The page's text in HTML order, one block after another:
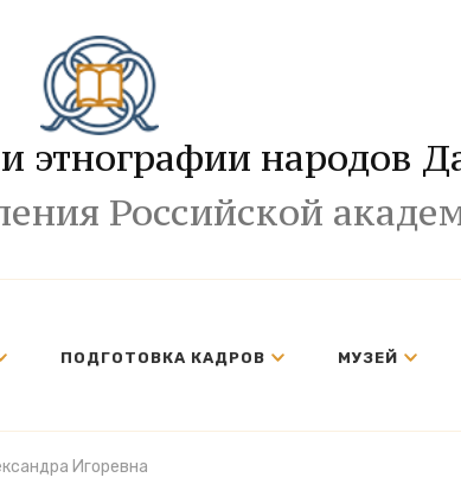
этнографии народов
Российской
ПОДГОТОВКА КАДРОВ МУЗЕЙ
Игоревна